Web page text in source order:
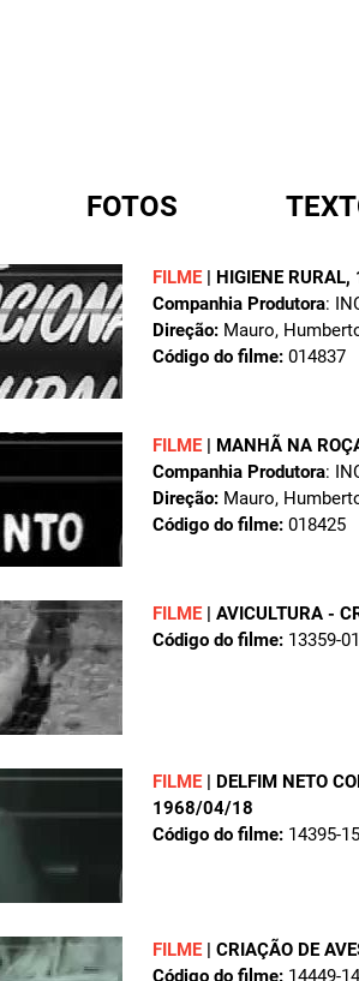
FOTOS
FILME | HIGIENE RURAL,
Companhia Produtora:
Direção: Mauro,
Código do filme: 014837
FILME | MANHÃ NA
Companhia Produtora:
Direção: Mauro,
Código do filme: 018425
FILME | AVICULTURA -
Código do filme: 13359-01
FILME | DELFIM NETO
1968/04/18
Código do filme: 14395-15
FILME | CRIAÇÃO DE
Código do filme: 14449-14